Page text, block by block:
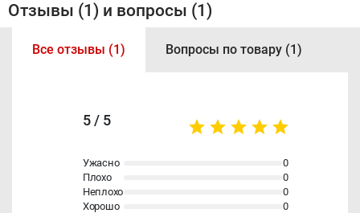
Отзывы (1) и вопросы (1)
Все отзывы (1) Вопросы по товару (1)
5 / 5
Ужасно
0
Плохо
0
Неплохо
0
Хорошо
0